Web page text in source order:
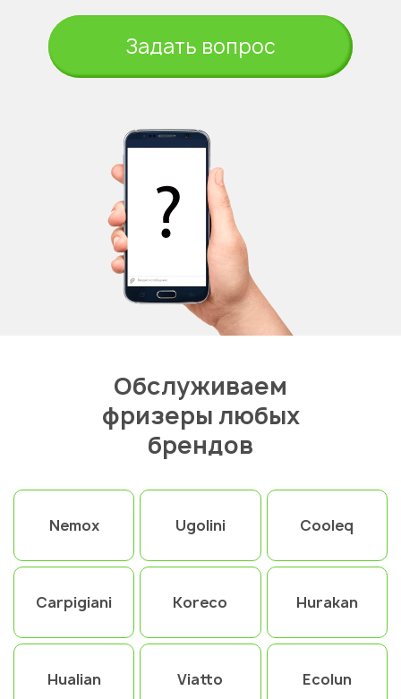
Задать вопрос
Обслуживаем
фризеры любых
брендов
Nemox Ugolini Cooleq
Carpigiani Koreco Hurakan
Hualian Viatto Ecolun